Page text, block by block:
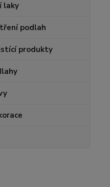
laky
podlah
produkty